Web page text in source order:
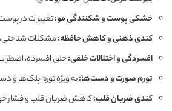
خشکی پوست و شکنندگی مو:تغییرات در
کندی ذهنی و کاهش حافظه:مشکلات
افسردگی و اختلالات خلقی:خلق افسرده،
تورم صورت و دست‌ها:به ویژه تورم پلک‌ها و
کندی ضربان قلب:کاهش ضربان قلب و فشار